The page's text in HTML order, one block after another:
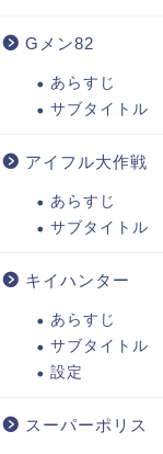
Gメン82
あらすじ
サブタイトル
アイフル大作戦
あらすじ
サブタイトル
キイハンター
あらすじ
サブタイトル
設定
スーパーポリス